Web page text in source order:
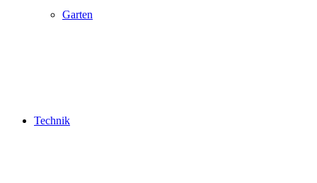
Garten
Technik